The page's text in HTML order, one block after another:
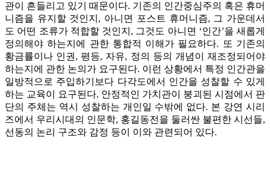
관이 흔들리고 있기 때문이다. 기존의 인간중심주의 혹은 휴머
니즘을 유지할 것인지, 아니면 포스트 휴머니즘, 그 가운데서
도 어떤 조류가 적합할 것인지, 그것도 아니면 ‘인간’을 새롭게
정의해야 하는지에 관한 통합적 이해가 필요하다. 또 기존의
황금률이나 인권, 평등, 자유, 정의 등의 개념이 재조정되어야
하는지에 관한 논의가 요구된다. 이런 상황에서 특정 인간관을
일방적으로 주입하기보다 다각도에서 인간을 성찰할 수 있게
하는 교육이 요구된다. 안정적인 가치관이 붕괴된 시점에서 판
단의 주체는 역시 성찰하는 개인일 수밖에 없다. 본 강연 시리
즈에서 우리시대의 인문학, 홍길동전을 둘러싼 불편한 시선들,
선동의 논리 구조와 감정 등이 이와 관련되어 있다.